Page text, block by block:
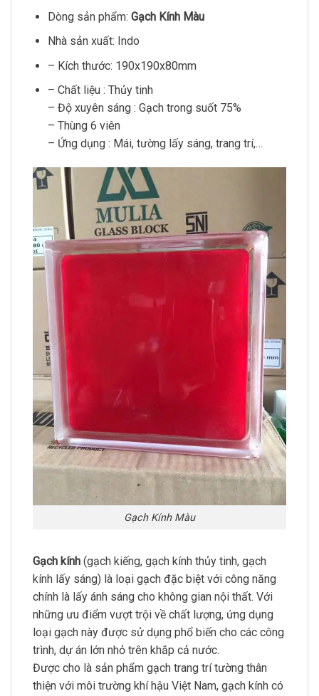
Dòng sản phẩm: Gạch Kính Màu
Nhà sản xuất: Indo
– Kích thước: 190x190x80mm
– Chất liệu : Thủy tinh
– Độ xuyên sáng : Gạch trong suốt 75%
– Thùng 6 viên
– Ứng dụng : Mái, tường lấy sáng, trang trí,…
Gạch Kính Màu
Gạch kính (gạch kiếng, gạch kính thủy tinh, gạch
kính lấy sáng) là loại gạch đặc biệt với công năng
chính là lấy ánh sáng cho không gian nội thất. Với
những ưu điểm vượt trội về chất lượng, ứng dụng
loại gạch này được sử dụng phổ biến cho các công
trình, dự án lớn nhỏ trên khắp cả nước.
Được cho là sản phẩm gạch trang trí tường thân
thiện với môi trường khí hậu Việt Nam, gạch kính có